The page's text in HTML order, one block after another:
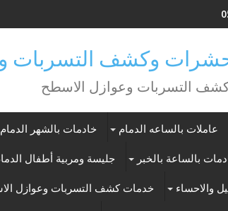
وكشف التسربات
التسربات وعوازل الاسطح
عاملات بالساعه الدمام خادمات بالشهر الدمام
بالساعة بالخبر جليسة ومربية أطفال
والاحساء خدمات كشف التسربات وعوازل